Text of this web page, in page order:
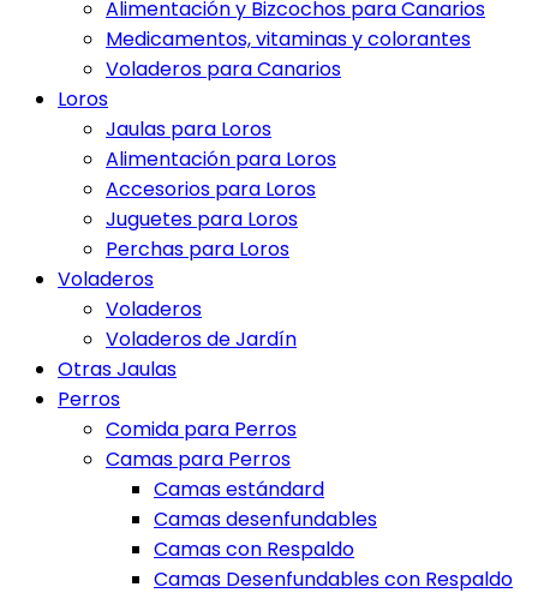
Alimentación y Bizcochos para Canarios
Medicamentos, vitaminas y colorantes
Voladeros para Canarios
Loros
Jaulas para Loros
Alimentación para Loros
Accesorios para Loros
Juguetes para Loros
Perchas para Loros
Voladeros
Voladeros
Voladeros de Jardín
Otras Jaulas
Perros
Comida para Perros
Camas para Perros
Camas estándard
Camas desenfundables
Camas con Respaldo
Camas Desenfundables con Respaldo